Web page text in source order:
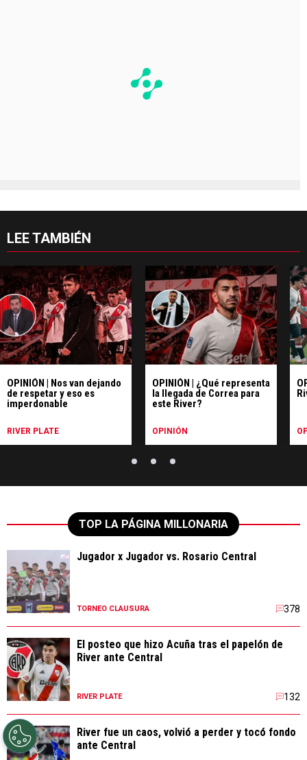
LEE TAMBIÉN
OPINIÓN | Nos van dejando
de respetar y eso es
imperdonable
RIVER PLATE
OPINIÓN | ¿Qué representa
la llegada de Correa para
este River?
OPINIÓN
TOP LA PÁGINA MILLONARIA
Jugador x Jugador vs. Rosario Central
TORNEO CLAUSURA 378
El posteo que hizo Acuña tras el papelón de
River ante Central
RIVER PLATE 132
River fue un caos, volvió a perder y tocó fondo
ante Central